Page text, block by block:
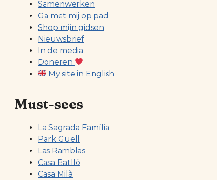
Samenwerken
Ga met mij op pad
Shop mijn gidsen
Nieuwsbrief
In de media
Doneren
My site in English
Must-sees
La Sagrada Família
Park Güell
Las Ramblas
Casa Batlló
Casa Milà